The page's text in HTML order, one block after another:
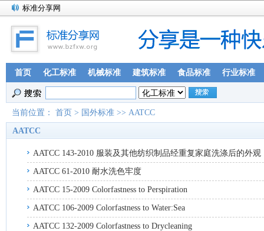
标准分享网
首页 化工标准 机械标准 建筑标准 食品标准 行业标准
当前位置： 首页 > 国外标准 >> AATCC
AATCC
AATCC 143-2010 服装及其他纺织制品经重复家庭洗涤后的外观
AATCC 61-2010 耐水洗色牢度
AATCC 15-2009 Colorfastness to Perspiration
AATCC 106-2009 Colorfastness to Water:Sea
AATCC 132-2009 Colorfastness to Drycleaning